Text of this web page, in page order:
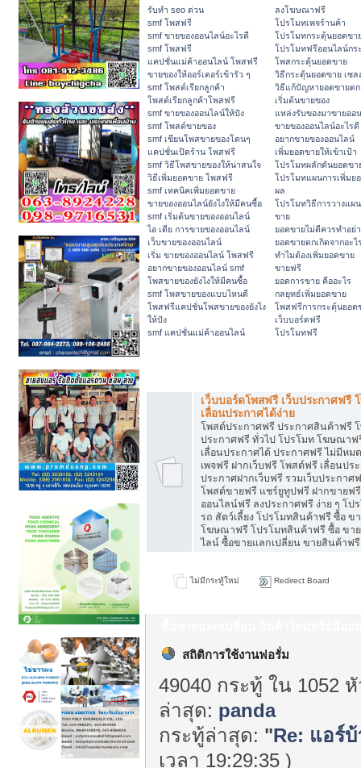
รับทำ seo ด่วน
smf โพสฟรี
smf ขายของออนไลน์อะไรดี
smf โพสฟรี
แคปชั่นแม่ค้าออนไลน์ โพสฟรี
ขายของให้ออร์เดอร์เข้ารัว ๆ
smf โพสต์เรียกลูกค้า
โพสต์เรียกลูกค้าโพสฟรี
smf ขายของออนไลน์ให้ปัง
smf โพสต์ขายของ
smf เขียนโพสขายของโดนๆ
แคปชั่นเปิดร้าน โพสฟรี
smf วิธีโพสขายของให้น่าสนใจ
วิธีเพิ่มยอดขาย โพสฟรี
smf เทคนิคเพิ่มยอดขาย
ขายของออนไลน์ยังไงให้มีคนซื้อ
smf เริ่มต้นขายของออนไลน์
ไอ เดีย การขายของออนไลน์
เว็บขายของออนไลน์
เริ่ม ขายของออนไลน์ โพสฟรี
อยากขายของออนไลน์ smf
โพสขายของยังไงให้มีคนซื้อ
smf โพสขายของแบบไหนดี
โพสฟรีแคปชั่นโพสขายของยังไง
ให้ปัง
smf แคปชั่นแม่ค้าออนไลน์
ลงโฆษณาฟรี
โปรโมทเพจร้านค้า
โปรโมทกระตุ้นยอดขา
โปรโมทฟรีออนไลน์กร
โพสกระตุ้นยอดขาย
วิธีกระตุ้นยอดขาย เซล
วิธีแก้ปัญหายอดขายตก
เริ่มต้นขายของ
แหล่งรับของมาขายออ
ขายของออนไลน์อะไรดี
อยากขายของออนไลน์
เพิ่มยอดขายให้เข้าเป้า
โปรโมทผลักดันยอดขา
โปรโมทแผนการเพิ่มย
ผล
โปรโมทวิธีการวางแผ
ขาย
ยอดขายไม่ดีควรทำอย่า
ยอดขายตกเกิดจากอะไ
ทำไมต้องเพิ่มยอดขาย
ขายฟรี
ยอดการขาย คืออะไร
กลยุทธ์เพิ่มยอดขาย
โพสฟรีการกระตุ้นยอด
เว็บบอร์ดฟรี
โปรโมทฟรี
เว็บบอร์ดโพสฟรี เว็บประกาศฟรี
เลื่อนประกาศได้ง่าย
โพสต์ประกาศฟรี ประกาศสินค้าฟรี
ประกาศฟรี ทั่วไป โปรโมท โฆษณาฟ
เลื่อนประกาศได้ ประกาศฟรี ไม่มีห
เพจฟรี ฝากเว็บฟรี โพสต์ฟรี เลื่อนปร
ประกาศฝากเว็บฟรี รวมเว็บประกา
โพสต์ขายฟรี แชร์ยูทูปฟรี ฝากขายฟ
ออนไลน์ฟรี ลงประกาศฟรี ง่าย ๆ โป
รถ สัตว์เลี้ยง โปรโมทสินค้าฟรี ซื้อ ขา
โฆษณาฟรี โปรโมทสินค้าฟรี ซื้อ ขา
ไลน์ ซื้อขายแลกเปลี่ยน ขายสินค้าฟรี
ไม่มีกระทู้ใหม่ Redirect Board
ออนไลน์ - Info Center
สถิติการใช้งานฟอรั่ม
49040 กระทู้ ใน 1052
ล่าสุด: panda
กระทู้ล่าสุด: "Re: แอร์
เวลา 19:29:35 )